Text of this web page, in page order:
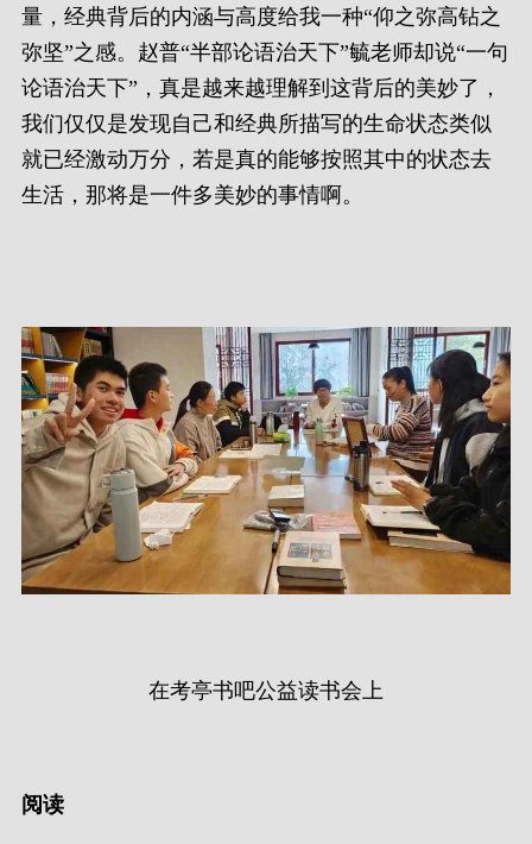
量，经典背后的内涵与高度给我一种“仰之弥高钻之
弥坚”之感。赵普“半部论语治天下”毓老师却说“一句
论语治天下”，真是越来越理解到这背后的美妙了，
我们仅仅是发现自己和经典所描写的生命状态类似
就已经激动万分，若是真的能够按照其中的状态去
生活，那将是一件多美妙的事情啊。
在考亭书吧公益读书会上
阅读